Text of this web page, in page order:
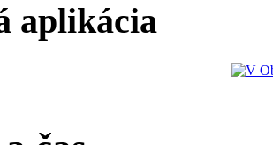
aplikácia